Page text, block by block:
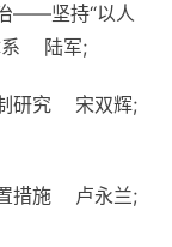
——坚持“以人
系 陆军;
研究 宋双辉;
措施 卢永兰;